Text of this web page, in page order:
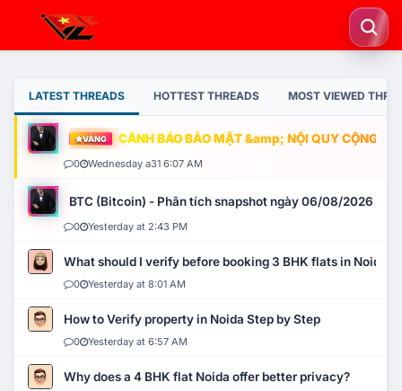
LATEST THREADS HOTTEST THREADS MOST VIEWED
VÀNG CẢNH BÁO BẢO MẬT &amp; NỘI QUY CỘNG
0 Wednesday a31 6:07 AM
BTC (Bitcoin) - Phân tích snapshot ngày 06/08/2026
0 Yesterday at 2:43 PM
What should I verify before booking 3 BHK flats in Noida?
0 Yesterday at 8:01 AM
How to Verify property in Noida Step by Step
0 Yesterday at 6:57 AM
Why does a 4 BHK flat Noida offer better privacy?